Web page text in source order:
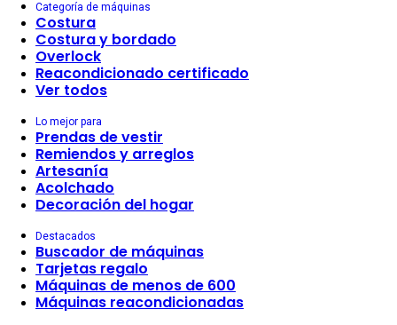
Categoría de máquinas
Costura
Costura y bordado
Overlock
Reacondicionado certificado
Ver todos
Lo mejor para
Prendas de vestir
Remiendos y arreglos
Artesanía
Acolchado
Decoración del hogar
Destacados
Buscador de máquinas
Tarjetas regalo
Máquinas de menos de 600
Máquinas reacondicionadas